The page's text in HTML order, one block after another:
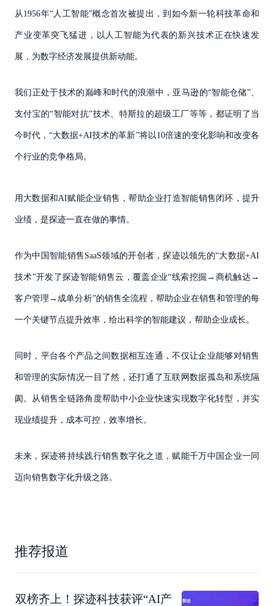
从1956年“人工智能”概念首次被提出，到如今新一轮科技革命和
产业变革突飞猛进，以人工智能为代表的新兴技术正在快速发
展，为数字经济发展提供新动能。
我们正处于技术的巅峰和时代的浪潮中，亚马逊的“智能仓储”、
支付宝的“智能对抗”技术、特斯拉的超级工厂等等，都证明了当
今时代，“大数据+AI技术的革新”将以10倍速的变化影响和改变各
个行业的竞争格局。
用大数据和AI赋能企业销售，帮助企业打造智能销售闭环，提升
业绩，是探迹一直在做的事情。
作为中国智能销售SaaS领域的开创者，探迹以领先的“大数据+AI
技术”开发了探迹智能销售云，覆盖企业“线索挖掘→商机触达→
客户管理→成单分析”的销售全流程，帮助企业在销售和管理的每
一个关键节点提升效率，给出科学的智能建议，帮助企业成长。
同时，平台各个产品之间数据相互连通，不仅让企业能够对销售
和管理的实际情况一目了然，还打通了互联网数据孤岛和系统隔
阂。从销售全链路角度帮助中小企业快速实现数字化转型，并实
现业绩提升，成本可控，效率增长。
未来，探迹将持续践行销售数字化之道，赋能千万中国企业一同
迈向销售数字化升级之路。
推荐报道
双榜齐上！探迹科技获评“AI产